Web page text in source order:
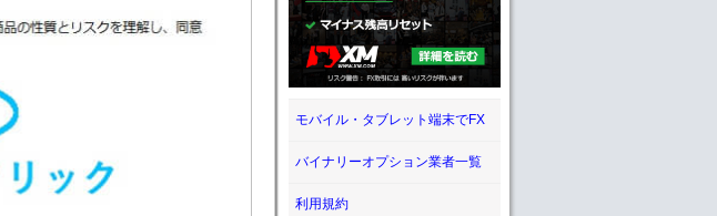
モバイル・タブレット端末でFX
バイナリーオプション業者一覧
利用規約